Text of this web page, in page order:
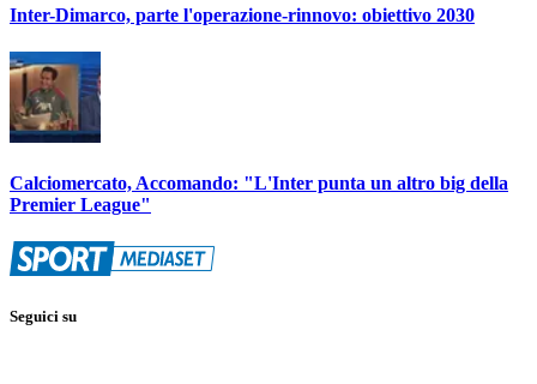
Inter-Dimarco, parte l'operazione-rinnovo: obiettivo 2030
Calciomercato, Accomando: "L'Inter punta un altro big della
Premier League"
Seguici su